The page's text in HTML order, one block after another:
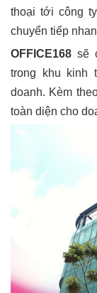
thoại tới công
chuyển tiếp
OFFICE168 sẽ
trong khu kinh
doanh. Kèm
toàn diện cho